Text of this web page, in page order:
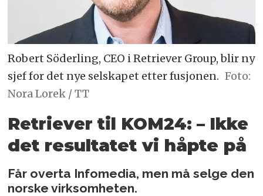
Robert Söderling, CEO i Retriever Group, blir ny
sjef for det nye selskapet etter fusjonen. Foto:
Nora Lorek / TT
Retriever til KOM24: – Ikke
det resultatet vi håpte på
Får overta Infomedia, men må selge den
norske virksomheten.